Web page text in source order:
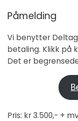
Påmelding
Vi benytter
betaling. Klikk på
Det er
Pris: kr 3.500,- +